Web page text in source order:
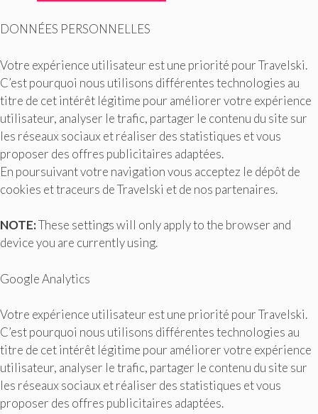
DONNÉES PERSONNELLES
Votre expérience utilisateur est une priorité pour Travelski.
C’est pourquoi nous utilisons différentes technologies au
titre de cet intérêt légitime pour améliorer votre expérience
utilisateur, analyser le trafic, partager le contenu du site sur
les réseaux sociaux et réaliser des statistiques et vous
proposer des offres publicitaires adaptées.
En poursuivant votre navigation vous acceptez le dépôt de
cookies et traceurs de Travelski et de nos partenaires.
NOTE:These settings will only apply to the browser and
device you are currently using.
Google Analytics
Votre expérience utilisateur est une priorité pour Travelski.
C’est pourquoi nous utilisons différentes technologies au
titre de cet intérêt légitime pour améliorer votre expérience
utilisateur, analyser le trafic, partager le contenu du site sur
les réseaux sociaux et réaliser des statistiques et vous
proposer des offres publicitaires adaptées.